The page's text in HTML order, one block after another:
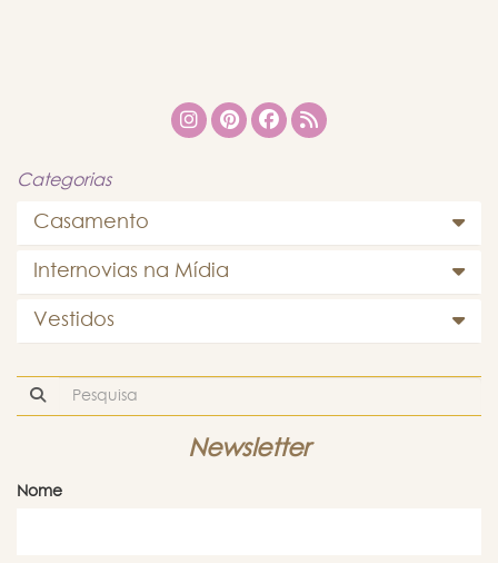
Categorias
Casamento
Internovias na Mídia
Vestidos
Newsletter
Nome